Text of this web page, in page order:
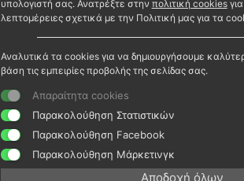
υπολογιστή σας. Ανατρέξτε στην πολιτική cookies
λεπτομέρειες σχετικά με την Πολιτική μας για τα
Αναλυτικά τα cookies για να δημιουργήσουμε
βάση τις εμπειρίες προβολής της σελίδας σας.
Απαραίτητα cookies
Παρακολούθηση Στατιστικών
Παρακολούθηση Facebook
Παρακολούθηση Μάρκετινγκ
Αποδοχή όλων